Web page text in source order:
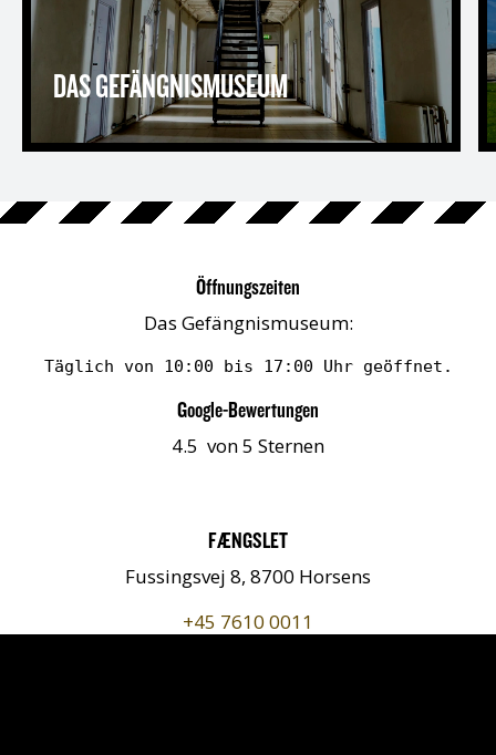
DAS GEFÄNGNISMUSEUM
Öffnungszeiten
Das Gefängnismuseum:
Täglich von 10:00 bis 17:00 Uhr geöffnet.
Google-Bewertungen
4.5 von 5 Sternen
FÆNGSLET
Fussingsvej 8, 8700 Horsens
+45 7610 0011